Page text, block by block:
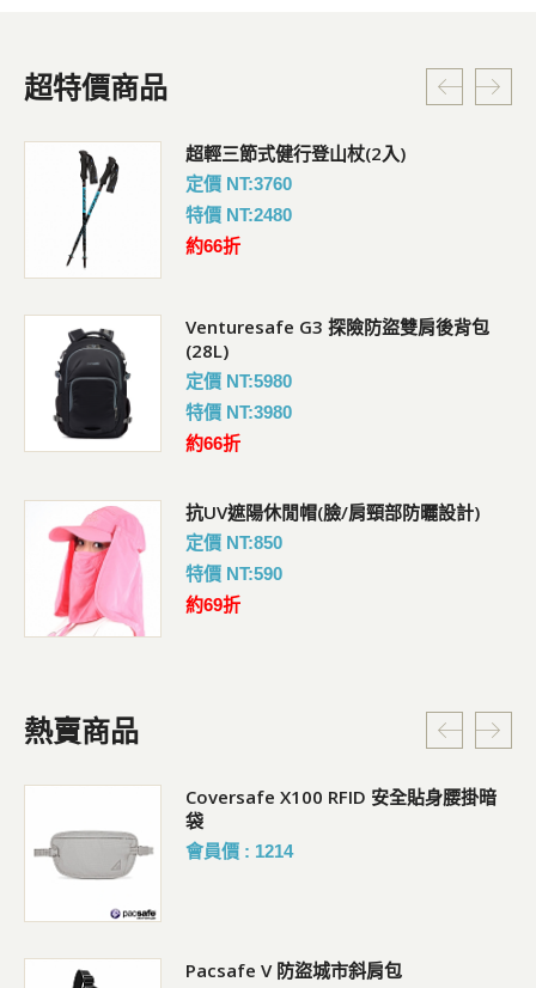
超特價商品
超輕三節式健行登山杖(2入)
定價 NT:3760
特價 NT:2480
約66折
Venturesafe G3 探險防盜雙肩後背包
(28L)
定價 NT:5980
特價 NT:3980
約66折
抗UV遮陽休閒帽(臉/肩頸部防曬設計)
定價 NT:850
特價 NT:590
約69折
熱賣商品
Coversafe X100 RFID 安全貼身腰掛暗
袋
會員價 : 1214
Pacsafe V 防盜城市斜肩包